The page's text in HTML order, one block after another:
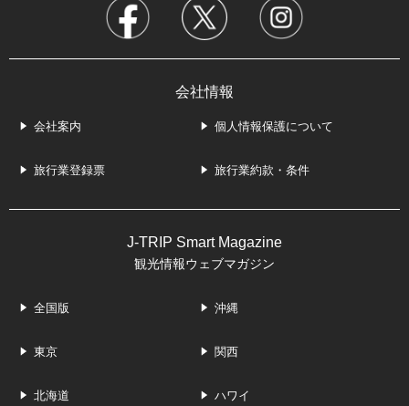
会社情報
会社案内 個人情報保護について
旅行業登録票 旅行業約款・条件
J-TRIP Smart Magazine
観光情報ウェブマガジン
全国版 沖縄
東京 関西
北海道 ハワイ